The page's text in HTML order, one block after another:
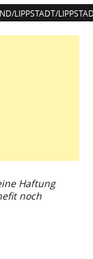
LIPPSTADT/
Haftung
noch